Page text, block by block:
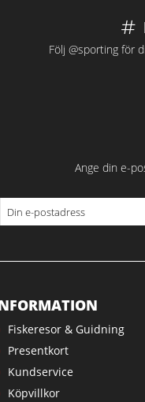
Följ @sporting för
Ange din e-
Fiskeresor & Guidning
Presentkort
Kundservice
Köpvillkor